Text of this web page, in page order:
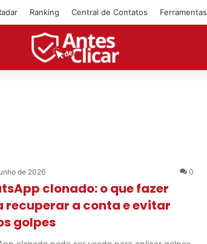
Ranking Central de Contatos Ferramentas
de 2026 0
clonado: o que fazer
recuperar a conta e evitar
golpes